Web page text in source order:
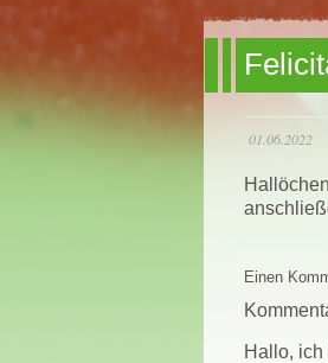
01.06.2022
Einen
Hallo,